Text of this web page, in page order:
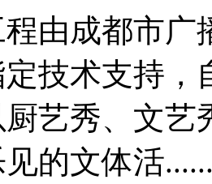
由成都市广
技术支持，
艺秀、文艺
的文体活